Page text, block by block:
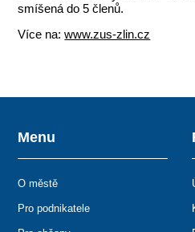
smíšená do 5 členů.
Více na:www.zus-zlin.cz
Menu
O městě
Pro podnikatele